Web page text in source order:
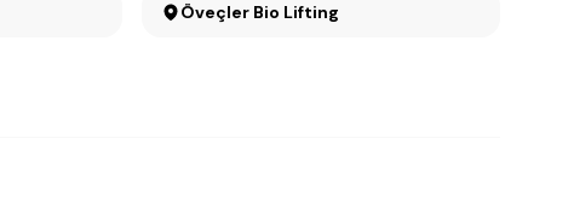
Öveçler Bio Lifting